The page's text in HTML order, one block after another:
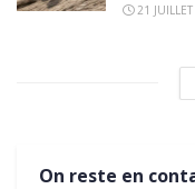
21
On reste en